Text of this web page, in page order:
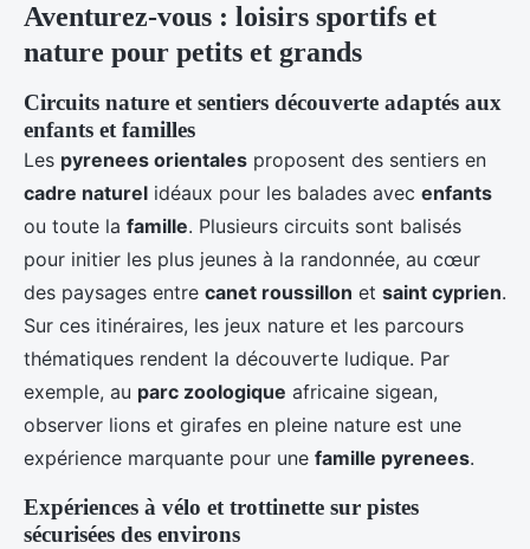
Aventurez-vous : loisirs sportifs et
nature pour petits et grands
Circuits nature et sentiers découverte adaptés aux
enfants et familles
Les pyrenees orientales proposent des sentiers en
cadre naturel idéaux pour les balades avec enfants
ou toute la famille. Plusieurs circuits sont balisés
pour initier les plus jeunes à la randonnée, au cœur
des paysages entre canet roussillon et saint cyprien.
Sur ces itinéraires, les jeux nature et les parcours
thématiques rendent la découverte ludique. Par
exemple, au parc zoologique africaine sigean,
observer lions et girafes en pleine nature est une
expérience marquante pour une famille pyrenees.
Expériences à vélo et trottinette sur pistes
sécurisées des environs